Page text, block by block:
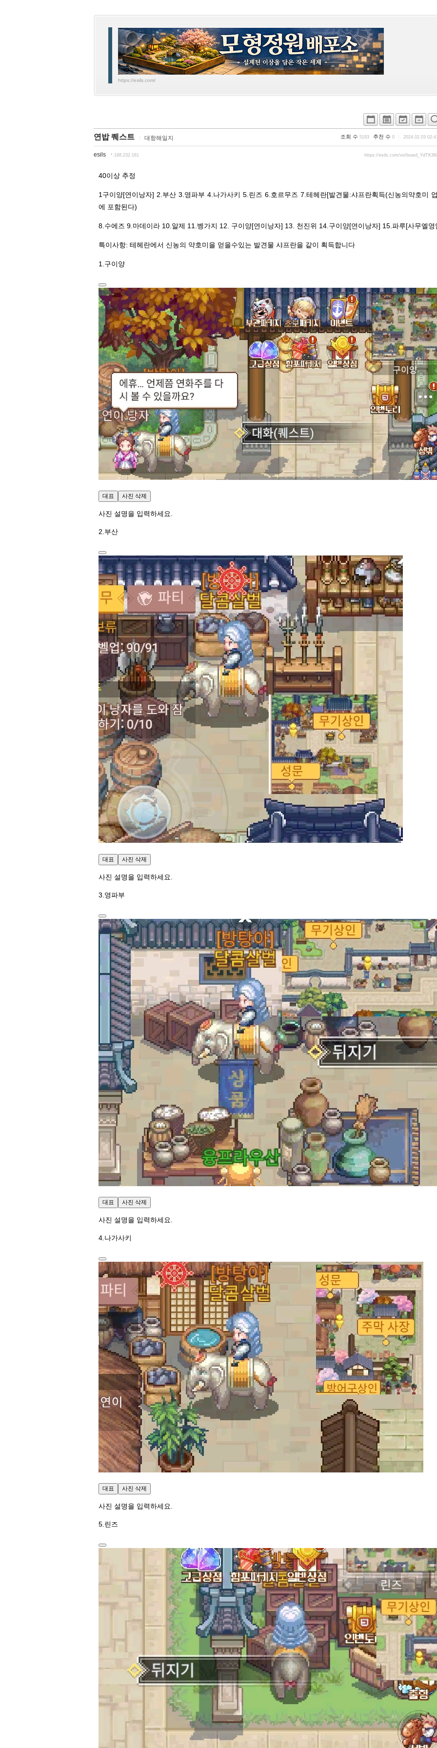
https://esils.com/
연밥 퀘스트 대항해일지 조회 수 5193 추천 수 0 2024.02.03
esils *.188.232.161 https://esils.com/xe/
40이상 추정
1구이양[연이낭자] 2.부산 3.영파부 4.나가사키 5.린즈 6.호르무즈 7.테헤란[발견물:샤프란획득(신농의약호미
에 포함된다)
8.수에즈 9.마데이라 10.알제 11.벵가지 12. 구이양[연이낭자] 13. 천진위 14.구이양[연이낭자] 15.파루[사무엘영
특이사항: 테헤란에서 신농의 약호미을 얻을수있는 발견물 샤프란을 같이 획득합니다
1.구이양
대표 사진 삭제
사진 설명을 입력하세요.
2.부산
대표 사진 삭제
사진 설명을 입력하세요.
3.영파부
대표 사진 삭제
사진 설명을 입력하세요.
4.나가사키
대표 사진 삭제
사진 설명을 입력하세요.
5.린즈